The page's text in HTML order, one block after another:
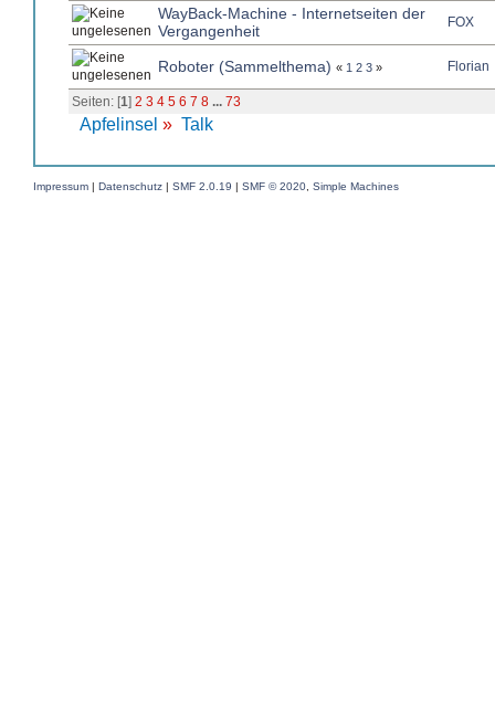
WayBack-Machine - Internetseiten der
Vergangenheit
FOX
Roboter (Sammelthema) « 1 2 3 » Florian
Seiten: [1] 2 3 4 5 6 7 8 ... 73
Apfelinsel » Talk
Impressum Datenschutz SMF 2.0.19 SMF © 2020, Simple Machines